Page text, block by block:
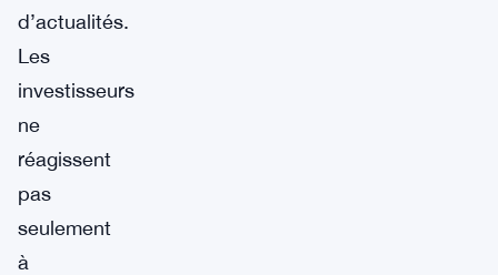
d’actualités.
Les
investisseurs
ne
réagissent
pas
seulement
à